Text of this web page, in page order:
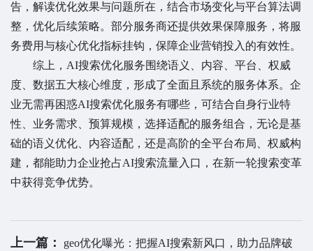
告，解读优化效果与问题所在，结合市场变化与平台算法调
整，优化后续策略。部分服务商还提供效果保障服务，将服
务费用与核心优化指标挂钩，保障企业营销投入的有效性。
综上，AI搜索优化服务围绕语义、内容、平台、权威
度、数据五大核心维度，形成了全面且系统的服务体系。企
业无需再困惑AI搜索优化服务有哪些，可结合自身行业特
性、业务需求、预算规模，选择适配的服务组合，无论是基
础的语义优化、内容适配，还是高阶的全平台布局、权威构
建，都能助力企业抢占AI搜索流量入口，在新一轮搜索变革
中获得竞争优势。
上一篇：
geo优化曝光：把握AI搜索新风口，助力品牌破